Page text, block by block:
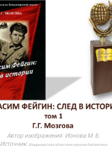
Автор изображения: Ионова М. Б.
Источник:
Владимирская областная научная библиотека